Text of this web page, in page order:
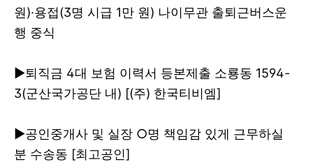
원)·용접(3명 시급 1만 원) 나이무관 출퇴근버스운
행 중식
▶퇴직금 4대 보험 이력서 등본제출 소룡동 1594-
3(군산국가공단 내) [(주) 한국티비엠]
▶공인중개사 및 실장 ○명 책임감 있게 근무하실
분 수송동 [최고공인]